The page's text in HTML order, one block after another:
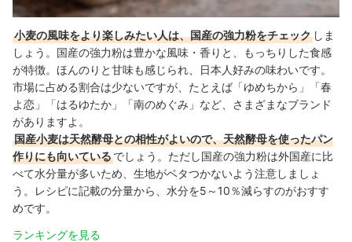
小麦の風味をより楽しみたい人は、国産の強力粉をチェック しま
しょう。国産の強力粉は豊かな風味・香りと、もっちりした食感
が特徴。ほんのりと甘味も感じられ、日本人好みの味わいです。
市場に占める割合は少ないですが、たとえば「ゆめちから」「春
よ恋」「はるゆたか」「南のめぐみ」など、さまざまなブランド
がありますよ。
国産小麦は天然酵母との相性がよいので、天然酵母を使ったパン
作りにも向いているでしょう。ただし国産の強力粉は外国産に比
べて水分量が多いため、生地がベタつかないよう注意しましょ
う。レシピに記載の分量から、水分を5～10％減らすのがおすす
めです。
ランキングを見る